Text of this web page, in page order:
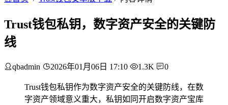
Trust钱包私钥，数字资产安全的关键防
线
qbadmin 2026年01月06日 17:10 1.3K 0
Trust钱包私钥作为数字资产安全的关键防线，在数
字资产领域意义重大，私钥如同开启数字资产宝库